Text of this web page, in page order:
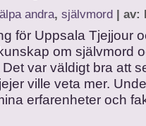
andra, självmord | av:
för Uppsala Tjejjour
om självmord
var väldigt bra att
ville veta mer.
erfarenheter och